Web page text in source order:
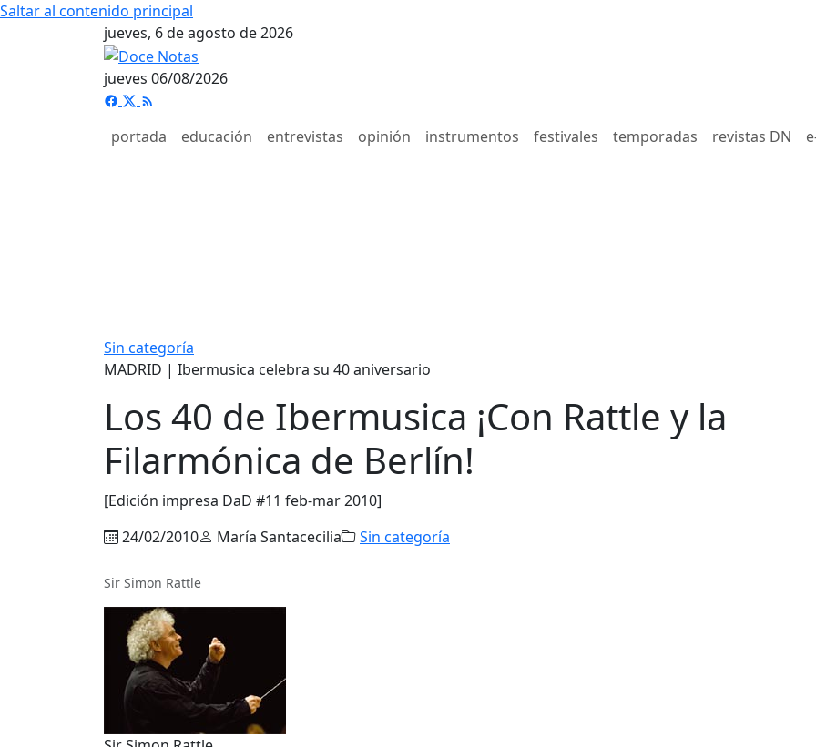
Saltar al contenido principal
jueves, 6 de agosto de 2026
jueves 06/08/2026
portada educación entrevistas opinión instrumentos festivales temporadas revistas DN
Sin categoría
MADRID | Ibermusica celebra su 40 aniversario
Los 40 de Ibermusica ¡Con Rattle y la
Filarmónica de Berlín!
[Edición impresa DaD #11 feb-mar 2010]
24/02/2010
María Santacecilia Sin categoría
Sir Simon Rattle